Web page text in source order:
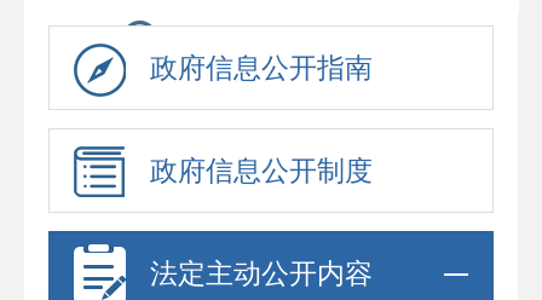
政府信息公开指南
政府信息公开制度
法定主动公开内容